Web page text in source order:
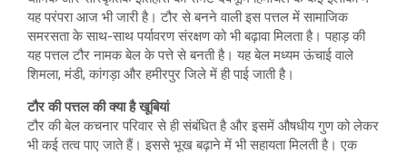
यह परंपरा आज भी जारी है। टौर से बनने वाली इस पत्तल में सामाजिक
समरसता के साथ-साथ पर्यावरण संरक्षण को भी बढ़ावा मिलता है। पहाड़ की
यह पत्तल टौर नामक बेल के पत्ते से बनती है। यह बेल मध्यम ऊंचाई वाले
शिमला, मंडी, कांगड़ा और हमीरपुर जिले में ही पाई जाती है।
टौर की पत्तल की क्या है खूबियां
टौर की बेल कचनार परिवार से ही संबंधित है और इसमें औषधीय गुण को लेकर
भी कई तत्व पाए जाते हैं। इससे भूख बढ़ाने में भी सहायता मिलती है। एक